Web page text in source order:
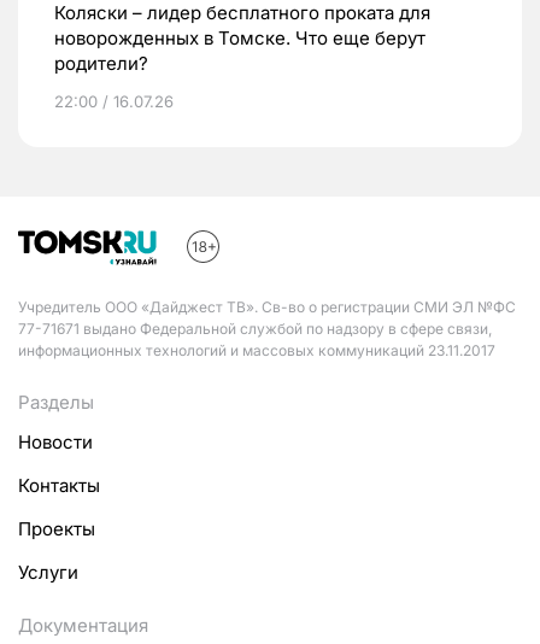
Коляски – лидер бесплатного проката для
новорожденных в Томске. Что еще берут
родители?
22:00 / 16.07.26
Учредитель ООО «Дайджест ТВ». Св-во о регистрации СМИ ЭЛ №ФС
77-71671 выдано Федеральной службой по надзору в сфере связи,
информационных технологий и массовых коммуникаций 23.11.2017
Разделы
Новости
Контакты
Проекты
Услуги
Документация